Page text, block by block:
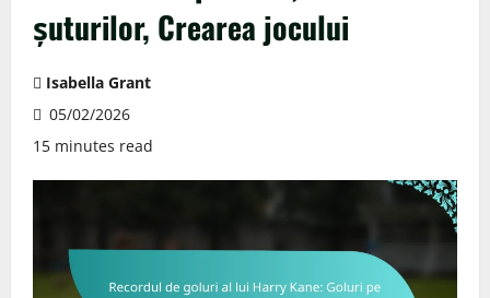
șuturilor, Crearea jocului
Isabella Grant
05/02/2026
15 minutes read